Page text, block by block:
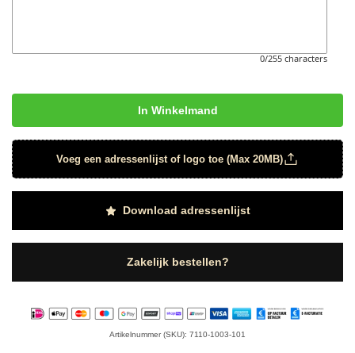
0/255 characters
In Winkelmand
Voeg een adressenlijst of logo toe (Max 20MB)
Download adressenlijst
Zakelijk bestellen?
Artikelnummer (SKU): 7110-1003-101